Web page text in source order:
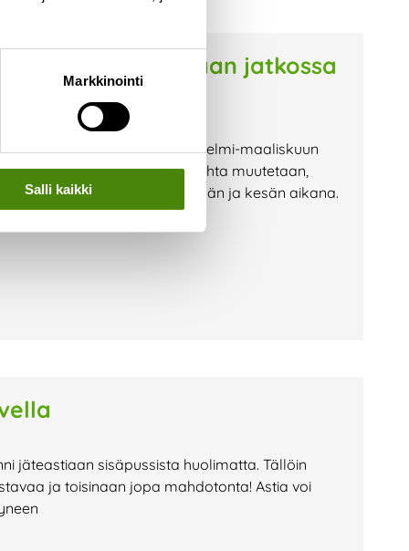
Markkinointi
Salli kaikki
laskutetaan jatkossa
jatkossa asiakkailtamme helmi-maaliskuun
Laskutusajankohta muutetaan,
tehdään kevään ja kesän aikana.
jäteastiaan sisäpussista huolimatta. Tällöin
ja toisinaan jopa mahdotonta! Astia voi